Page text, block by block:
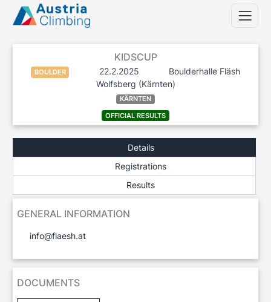
KIDSCUP
BOULDER 22.2.2025
Boulderhalle Fläsh
Wolfsberg (Kärnten)
KÄRNTEN
OFFICIAL RESULTS
Details
Registrations
Results
GENERAL INFORMATION
info@flaesh.at
DOCUMENTS